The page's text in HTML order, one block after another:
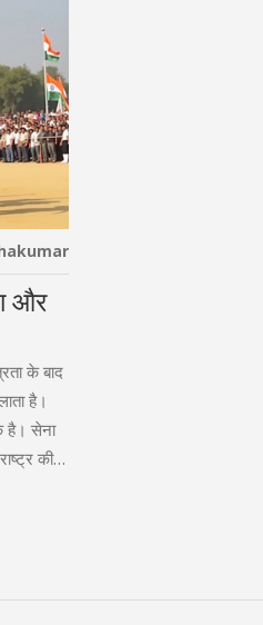
और
के बाद
है।
है। सेना
की